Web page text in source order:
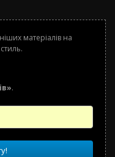
матеріалів на
.